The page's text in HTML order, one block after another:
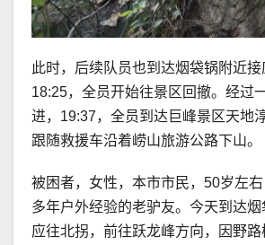
此时，后续队员也到达烟袋锅附近接
18:25，全员开始往景区回撤。经过
进，19:37，全员到达巨峰景区天地
跟随救援车沿着崂山旅游公路下山。
被困者，女性，本市市民，50岁左
多年户外经验的老驴友。今天到达
应往北拐，前往跃龙峰方向，因野